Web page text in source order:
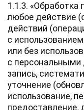
1.1.3.
любое действие
действий
с
или без
с
запись,
уточнение
использование,
предоставление,